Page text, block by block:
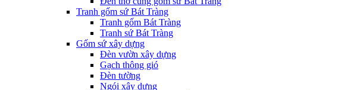
Tranh gốm sứ Bát Tràng
Tranh gốm Bát Tràng
Tranh sứ Bát Tràng
Gốm sứ xây dựng
Đèn vườn xây dựng
Gạch thông gió
Đèn tường
Ngói xây dựng